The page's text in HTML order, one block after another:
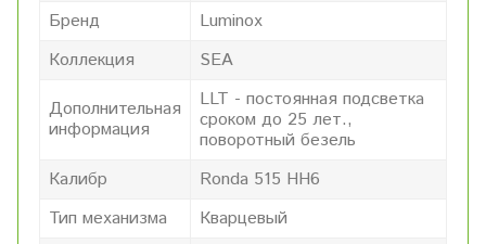
Бренд
Luminox
Коллекция
SEA
Дополнительная
информация
LLT - постоянная подсветка
сроком до 25 лет.,
поворотный безель
Калибр
Ronda 515 HH6
Тип механизма
Кварцевый